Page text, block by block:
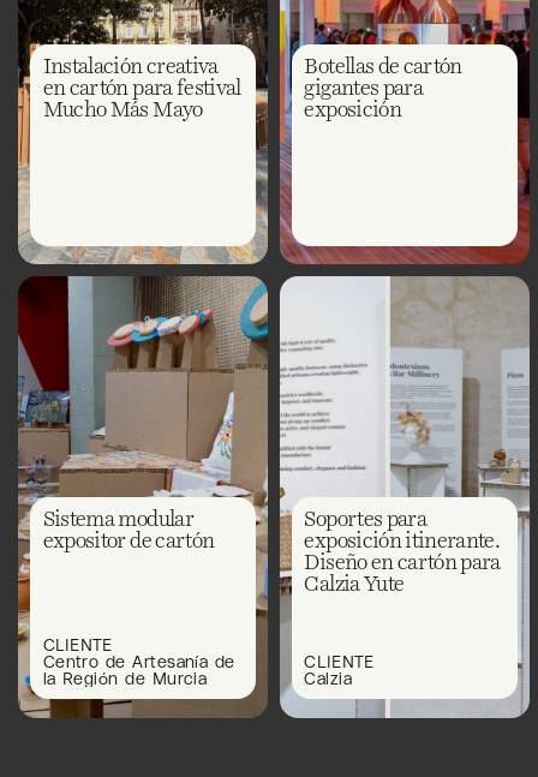
Instalación creativa
en cartón para festival
Mucho Más Mayo
Botellas de cartón
gigantes para
exposición
Sistema modular
expositor de cartón
CLIENTE
Centro de Artesanía de
la Región de Murcia
Soportes para
exposición itinerante.
Diseño en cartón para
Calzia Yute
CLIENTE
Calzia